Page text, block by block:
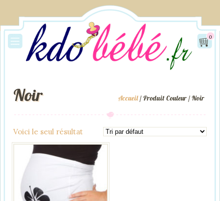
0
Accueil/ Produit Couleur / Noir
Noir
Voici le seul résultat